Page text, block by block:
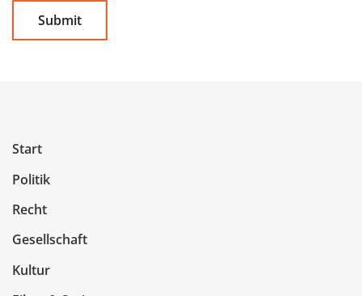
Start
Politik
Recht
Gesellschaft
Kultur